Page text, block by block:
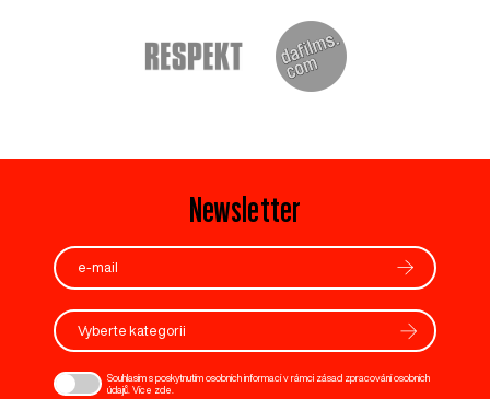
Newsletter
Vyberte kategorii
Souhlasím s poskytnutím osobních informací v rámci zásad zpracování osobních
údajů. Více zde